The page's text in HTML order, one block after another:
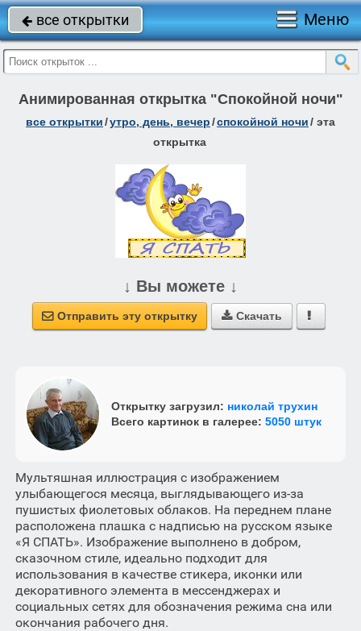
 все открытки Меню
Анимированная открытка "Спокойной ночи"
все открытки/утро, день, вечер/спокойной ночи/ эта
открытка
↓ Вы можете ↓
 Отправить эту открытку  Скачать 
Открытку загрузил: николай трухин
Всего картинок в галерее: 5050 штук
Мультяшная иллюстрация с изображением
улыбающегося месяца, выглядывающего из-за
пушистых фиолетовых облаков. На переднем плане
расположена плашка с надписью на русском языке
«Я СПАТЬ». Изображение выполнено в добром,
сказочном стиле, идеально подходит для
использования в качестве стикера, иконки или
декоративного элемента в мессенджерах и
социальных сетях для обозначения режима сна или
окончания рабочего дня.